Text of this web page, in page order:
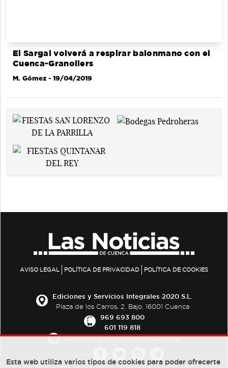
El Sargal volverá a respirar balonmano con el
Cuenca-Granollers
M. Gómez - 19/04/2019
AVISO LEGAL POLÍTICA DE PRIVACIDAD POLÍTICA DE COOKIES
Ediciones y Servicios Integrales 2020 S.L.
Plaza de los Carros, 2. Bajo. 16001 Cuenca
969 693 800
601 119 818
Esta web utiliza varios tipos de cookies para poder ofrecerte